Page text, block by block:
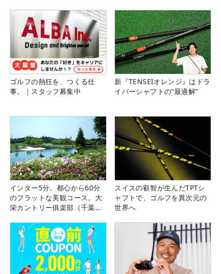
ゴルフの熱狂を、つくる仕
事。｜スタッフ募集中
新『TENSEIオレンジ』はドラ
イバーシャフトの“最適解”
インター5分、都心から60分
のフラットな美観コース。大
栄カントリー俱楽部（千葉
スイスの叡智が生んだTPTシ
ャフトで、ゴルフを異次元の
世界へ